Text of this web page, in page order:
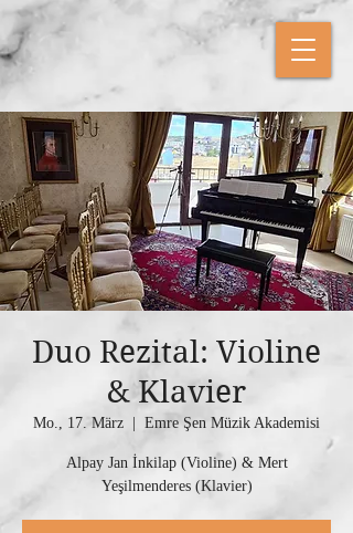
Duo Rezital: Violine
& Klavier
Mo., 17. März Emre Şen Müzik Akademisi
Alpay Jan İnkilap (Violine) & Mert
Yeşilmenderes (Klavier)